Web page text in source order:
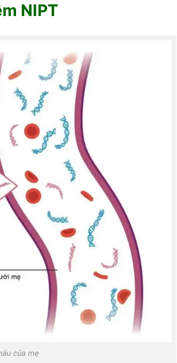
NIPT
của mẹ